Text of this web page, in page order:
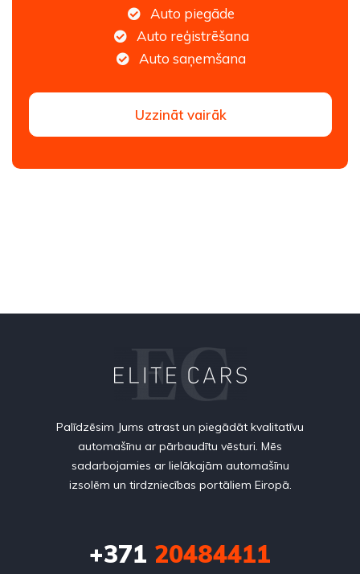
Auto piegāde
Auto reģistrēšana
Auto saņemšana
Uzzināt vairāk
Palīdzēsim Jums atrast un piegādāt kvalitatīvu
automašīnu ar pārbaudītu vēsturi. Mēs
sadarbojamies ar lielākajām automašīnu
izsolēm un tirdzniecības portāliem Eiropā.
+371 20484411